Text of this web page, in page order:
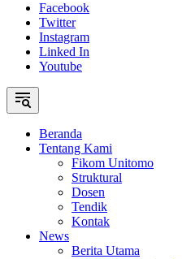
Facebook
Twitter
Instagram
Linked In
Youtube
Beranda
Tentang Kami
Fikom Unitomo
Struktural
Dosen
Tendik
Kontak
News
Berita Utama